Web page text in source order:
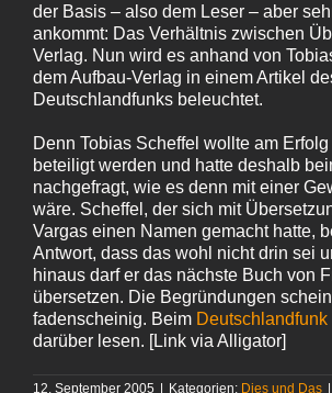
der Basis – also dem Leser – aber
ankommt: Das Verhältnis zwischen
Verlag. Nun wird es anhand von
dem Aufbau-Verlag in einem Artikel
Deutschlandfunks beleuchtet.
Denn Tobias Scheffel wollte am
beteiligt werden und hatte deshalb
nachgefragt, wie es denn mit einer
wäre. Scheffel, der sich mit
Vargas einen Namen gemacht hatte,
Antwort, dass das wohl nicht drin sei
hinaus darf er das nächste Buch von
übersetzen. Die Begründungen
fadenscheinig. Beim Deutschlandfunk
darüber lesen. [Link via Alligator]
12. September 2005 | Kategorien: Dies und Das |